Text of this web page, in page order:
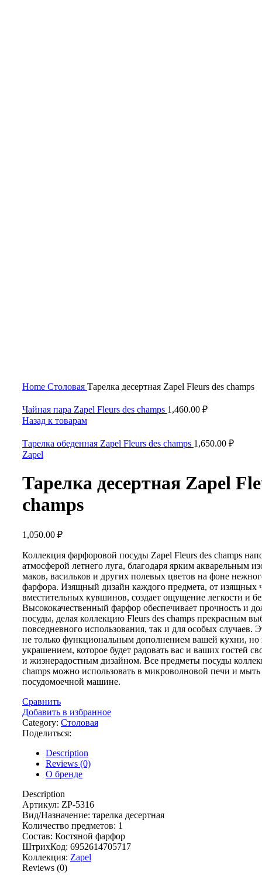
Home Столовая Тарелка десертная Zapel Fleurs des champs
Чайная пара Zapel Fleurs des champs 1,460.00 ₽
Назад к товарам
Тарелка обеденная Zapel Fleurs des champs 1,650.00 ₽
Zapel
Тарелка десертная Zapel
champs
1,050.00 ₽
Коллекция фарфоровой посуды Zapel Fleurs des champs
атмосферой летнего луга, благодаря ярким акварельным
маков, васильков и других полевых цветов на фоне
фарфора. Изящный дизайн каждого предмета, от изящных
вместительных кувшинов, создает ощущение легкости и
Высококачественный фарфор обеспечивает прочность и
посуды, делая коллекцию Fleurs des champs прекрасным
повседневного использования, так и для особых случаев.
не только функциональным дополнением вашей кухни,
украшением, которое будет радовать вас и ваших гостей
и жизнерадостным дизайном. Все предметы посуды
champs можно использовать в микроволновой печи и мыть
посудомоечной машине.
Сравнить
Добавить в избранное
Category: Столовая
Поделиться:
Description
Reviews (0)
О бренде
Description
Артикул: ZP-5316
Вид/Назначение: тарелка десертная
Количество предметов: 1
Состав: Костяной фарфор
ШтрихКод: 6952614705717
Коллекция: Zapel
Reviews (0)